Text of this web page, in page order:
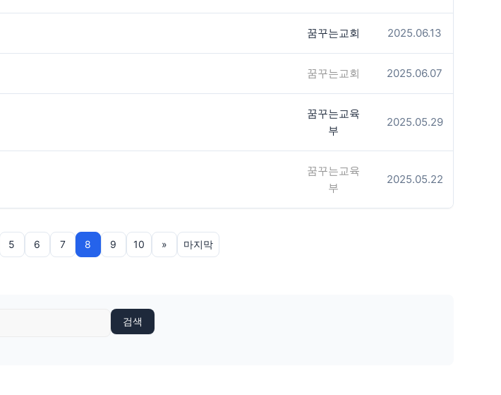
꿈꾸는교회 2025.06.13
꿈꾸는교회 2025.06.07
꿈꾸는교육
부
2025.05.29
꿈꾸는교육
부
2025.05.22
5 6 7 8 9 10 » 마지막
검색